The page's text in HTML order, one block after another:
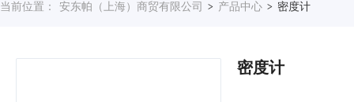
当前位置： 安东帕（上海）商贸有限公司 > 产品中心 > 密度计
密度计